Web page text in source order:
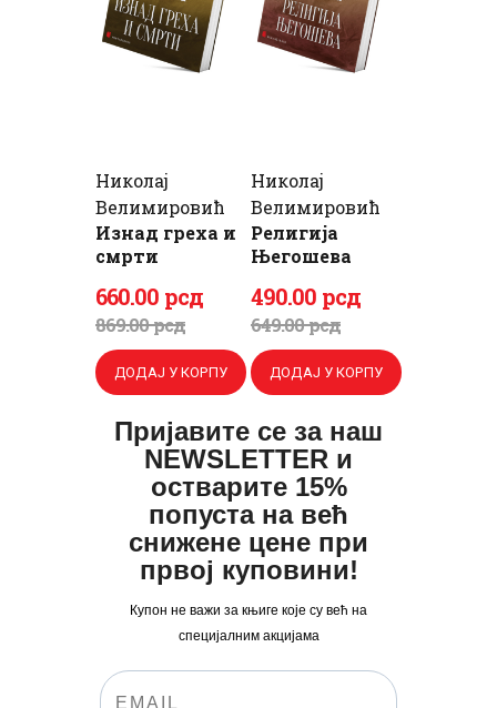
Николај
Велимировић
Изнад греха и
смрти
869.00рсд
Оригинална
цена
је
била:
869.
660.00 рсд
Тренутна
цена
је:
660.
ДОДАЈ У КОРПУ
Николај
Велимировић
Религија
Његошева
649.00рсд
Оригинална
цена
је
била:
649 .
0
0
рсд.
490.00 рсд
Тренутна
цена
је:
490.
0
0
рсд.
ДОДАЈ У КОРПУ
Пријавите се за наш
NEWSLETTER и
остварите 15%
попуста на већ
снижене цене при
првој куповини!
Купон не важи за књиге које су већ на
специјалним акцијама